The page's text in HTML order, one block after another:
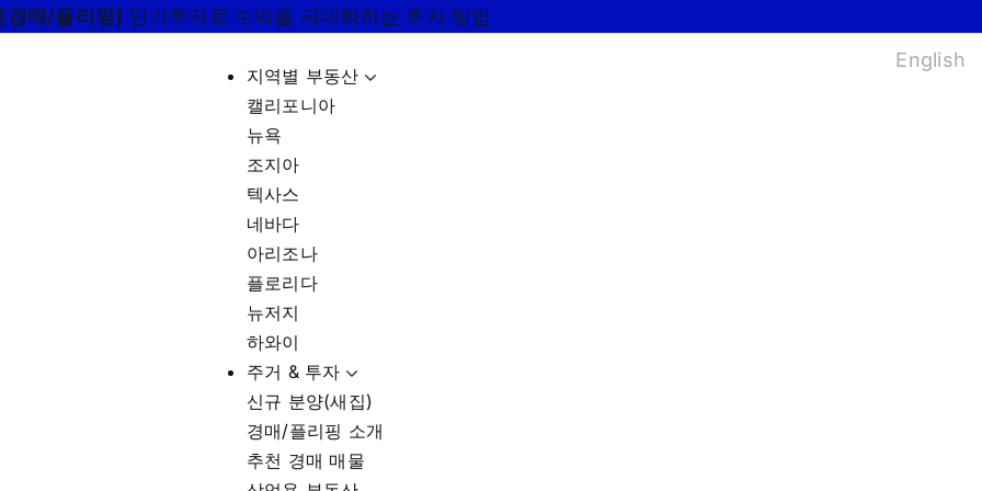
[경매/플리핑] 단기투자로 수익률 극대화하는 투자 방법
지역별 부동산
캘리포니아
뉴욕
조지아
텍사스
네바다
아리조나
플로리다
뉴저지
하와이
주거 & 투자
신규 분양(새집)
경매/플리핑 소개
추천 경매 매물
English